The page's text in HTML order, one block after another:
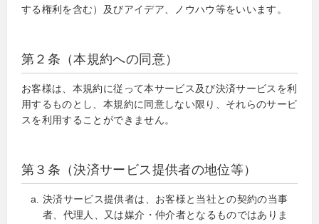
する権利を含む）及びアイデア、ノウハウ等をいいます。
第２条（本規約への同意）
お客様は、本規約に従って本サービス及び決済サービスを利
用するものとし、本規約に同意しない限り、それらのサービ
スを利用することができません。
第３条（決済サービス提供者の地位等）
決済サービス提供者は、お客様と当社との契約の当事
者、代理人、又は媒介・仲介者となるものではありま